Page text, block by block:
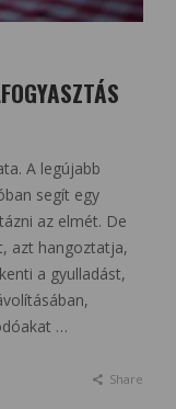
A legújabb
segít egy
az elmét. De
azt hangoztatja,
a gyulladást,
…
Share